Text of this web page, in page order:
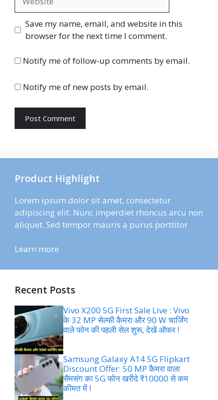
Save my name, email, and website in this
browser for the next time I comment.
Notify me of follow-up comments by email.
Notify me of new posts by email.
Product Highlight
Lorem ipsum dolor sit amet, consectetur
adipiscing elit. Nunc imperdiet rhoncus arcu non
aliquet. Sed tempor mauris a purus porttitor
Learn more
Recent Posts
Vivo X200 5G First Sale Live : Vivo
के 32 MP सेल्फी कैमरा और 90 W चार्जिंग
वाले फोन की पहली सेल शुरू, देखें ऑफर !
Samsung Galaxy A14 5G Flipkart
Discount Offer: 50 MP कैमरा वाला
सैमसंग का 5G फोन खरीदे ₹10000 से कम
कीमत में !